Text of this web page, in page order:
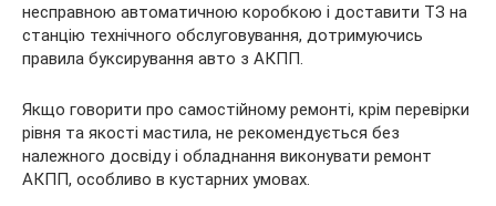
несправною автоматичною коробкою і доставити ТЗ на
станцію технічного обслуговування, дотримуючись
правила буксирування авто з АКПП.
Якщо говорити про самостійному ремонті, крім перевірки
рівня та якості мастила, не рекомендується без
належного досвіду і обладнання виконувати ремонт
АКПП, особливо в кустарних умовах.